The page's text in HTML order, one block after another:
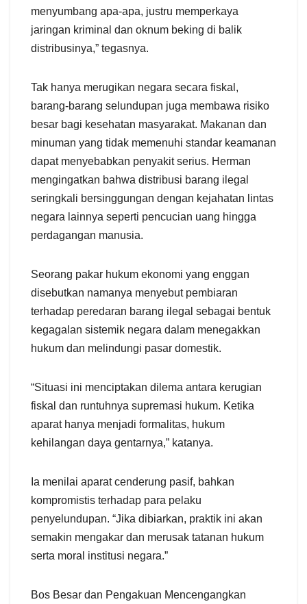
menyumbang apa-apa, justru memperkaya
jaringan kriminal dan oknum beking di balik
distribusinya,” tegasnya.
Tak hanya merugikan negara secara fiskal,
barang-barang selundupan juga membawa risiko
besar bagi kesehatan masyarakat. Makanan dan
minuman yang tidak memenuhi standar keamanan
dapat menyebabkan penyakit serius. Herman
mengingatkan bahwa distribusi barang ilegal
seringkali bersinggungan dengan kejahatan lintas
negara lainnya seperti pencucian uang hingga
perdagangan manusia.
Seorang pakar hukum ekonomi yang enggan
disebutkan namanya menyebut pembiaran
terhadap peredaran barang ilegal sebagai bentuk
kegagalan sistemik negara dalam menegakkan
hukum dan melindungi pasar domestik.
“Situasi ini menciptakan dilema antara kerugian
fiskal dan runtuhnya supremasi hukum. Ketika
aparat hanya menjadi formalitas, hukum
kehilangan daya gentarnya,” katanya.
Ia menilai aparat cenderung pasif, bahkan
kompromistis terhadap para pelaku
penyelundupan. “Jika dibiarkan, praktik ini akan
semakin mengakar dan merusak tatanan hukum
serta moral institusi negara.”
Bos Besar dan Pengakuan Mencengangkan